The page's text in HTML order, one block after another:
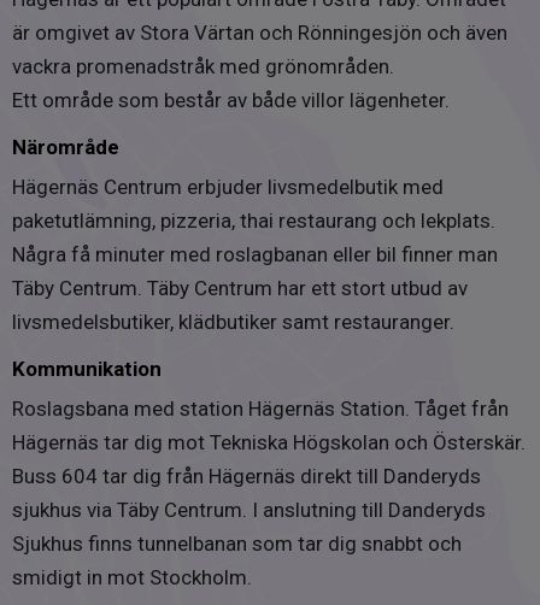
bostadsområde med endast 200 meter från Värtan som
erbjuder en stor badstrand, ute gym, volleybollplan,
lekplats, ishockeyplan, fotbollsplan, promenadstråk,
restauranger, närbutik och mycket mer. Mycket bra
kommunikation med tre busslinjer som går till
och Täby centrum. Även närhet till Roslagsbanan samt
om det blir sena kvällar går nattbussen förbi i närheten.
Föreningens ekonomi
Avgifterna höjdes med 6% fr.o.m. 2023-01-01.
Äger föreningen marken
Ja
Antal lägenheter
280
Antal hyresrätter
är omgivet av Stora Värtan och Rönningesjön och även
vackra promenadstråk med grönområden.
Ett område som består av både villor lägenheter.
Närområde
Hägernäs Centrum erbjuder livsmedelbutik med
paketutlämning, pizzeria, thai restaurang och lekplats.
Några få minuter med roslagbanan eller bil finner man
Täby Centrum. Täby Centrum har ett stort utbud av
livsmedelsbutiker, klädbutiker samt restauranger.
Kommunikation
Roslagsbana med station Hägernäs Station. Tåget från
Hägernäs tar dig mot Tekniska Högskolan och Österskär.
Buss 604 tar dig från Hägernäs direkt till Danderyds
sjukhus via Täby Centrum. I anslutning till Danderyds
Sjukhus finns tunnelbanan som tar dig snabbt och
smidigt in mot Stockholm.